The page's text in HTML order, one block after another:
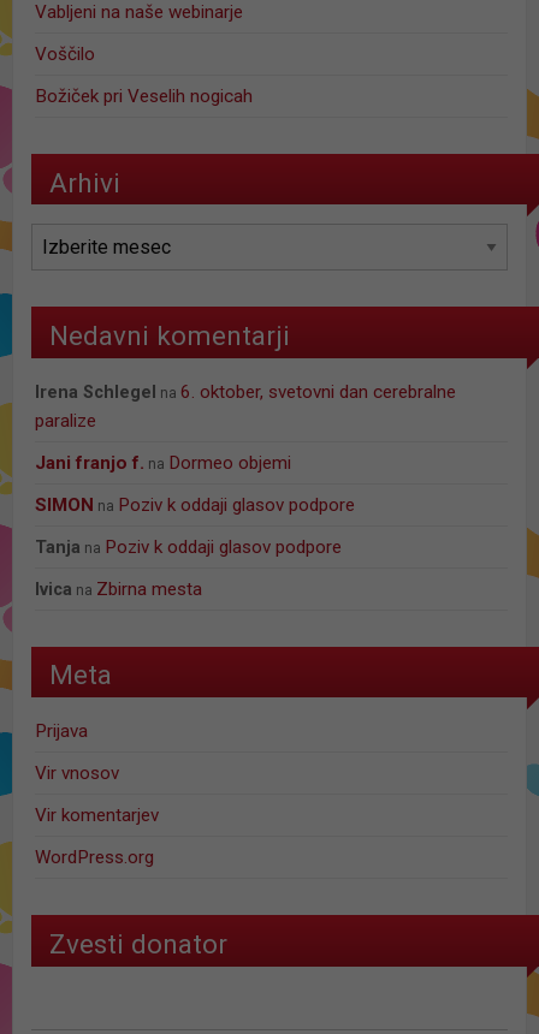
Vabljeni na naše webinarje
Voščilo
Božiček pri Veselih nogicah
Arhivi
Arhivi
Nedavni komentarji
Irena Schlegel na6. oktober, svetovni dan cerebralne
paralize
jani franjo f. na Dormeo objemi
SIMON na Poziv k oddaji glasov podpore
Tanja na Poziv k oddaji glasov podpore
Ivica na Zbirna mesta
Meta
Prijava
Vir vnosov
Vir komentarjev
WordPress.org
Zvesti donator